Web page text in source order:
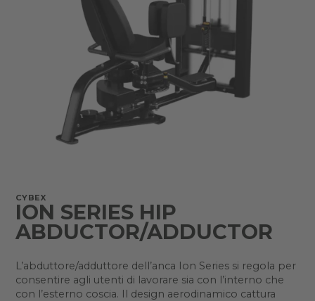
CYBEX
ION SERIES HIP
ABDUCTOR/ADDUCTOR
L’abduttore/adduttore dell’anca Ion Series si regola per
consentire agli utenti di lavorare sia con l’interno che
con l’esterno coscia. Il design aerodinamico cattura